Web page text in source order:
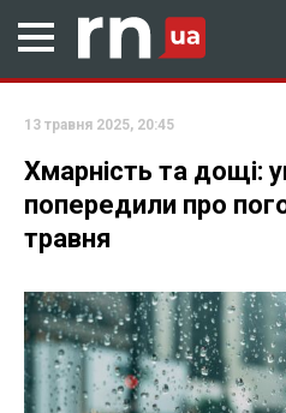
13 травня 2025, 20:45
Хмарність та дощі:
попередили про
травня